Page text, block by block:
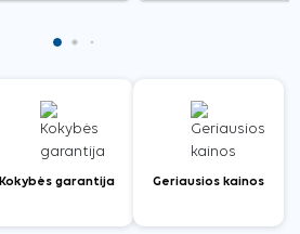
Kokybės garantija Geriausios kainos